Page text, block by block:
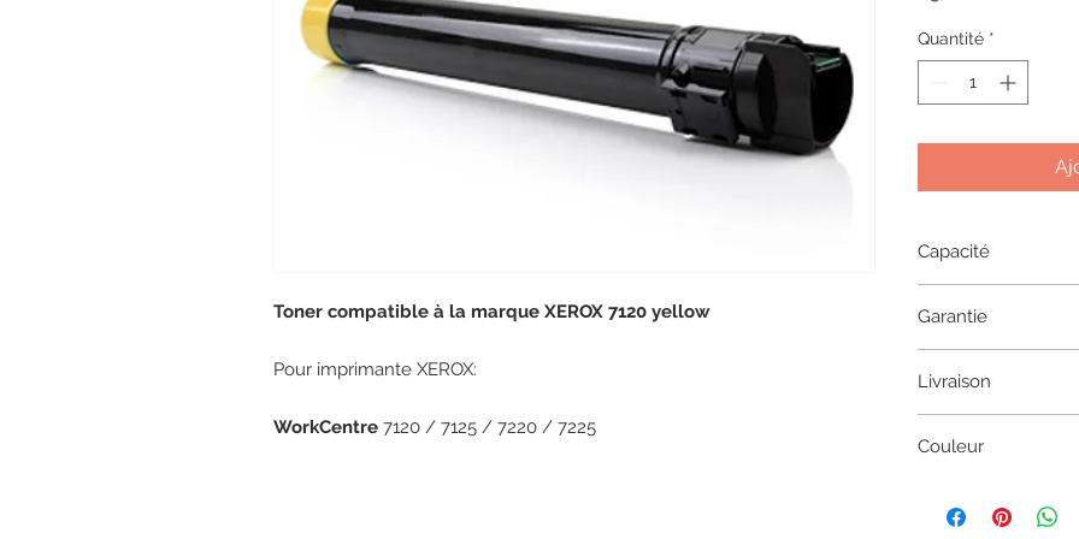
Toner compatible à la marque XEROX 7120 yellow
Pour imprimante XEROX:
WorkCentre 7120 / 7125 / 7220 / 7225
Quantité *
Capacité
Garantie
Livraison
Couleur